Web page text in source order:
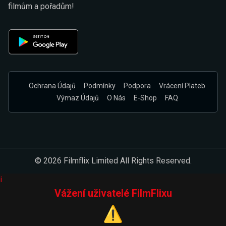
filmům a pořadům!
Ochrana Údajů Podmínky Podpora
Vrácení Plateb
Výmaz Údajů
O Nás E-Shop FAQ
© 2026 Filmflix Limited All Rights Reserved.
i
Vážení uživatelé FilmFlixu
⚠️